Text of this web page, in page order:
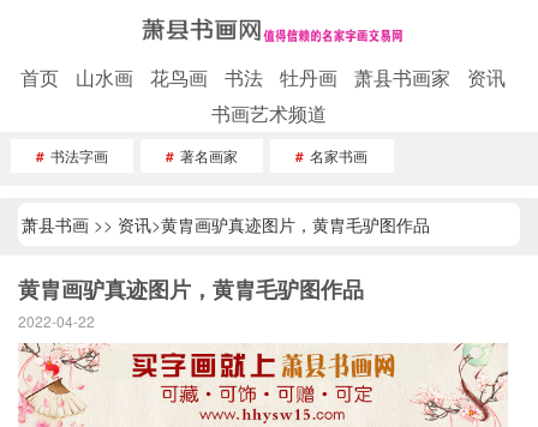
首页 山水画 花鸟画 书法 牡丹画 萧县书画家
资讯
书画艺术频道
# 书法字画 # 著名画家 # 名家书画
萧县书画>> 资讯>黄胄画驴真迹图片，黄胄毛驴图作品
黄胄画驴真迹图片，黄胄毛驴图作品
2022-04-22